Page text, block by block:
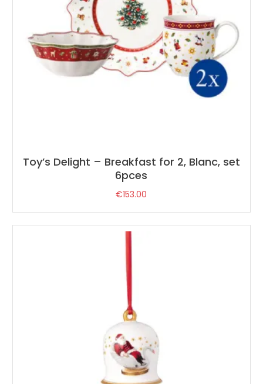
Toy’s Delight – Breakfast for 2, Blanc, set
6pces
€153.00